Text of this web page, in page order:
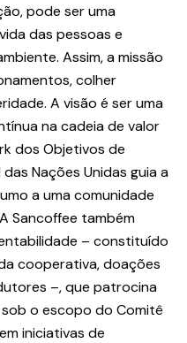
pode ser uma
das pessoas e
Assim, a missão
colher
A visão é ser uma
na cadeia de valor
dos Objetivos de
Nações Unidas guia a
a uma comunidade
Sancoffee também
– constituído
cooperativa, doações
–, que patrocina
o escopo do Comitê
iniciativas de